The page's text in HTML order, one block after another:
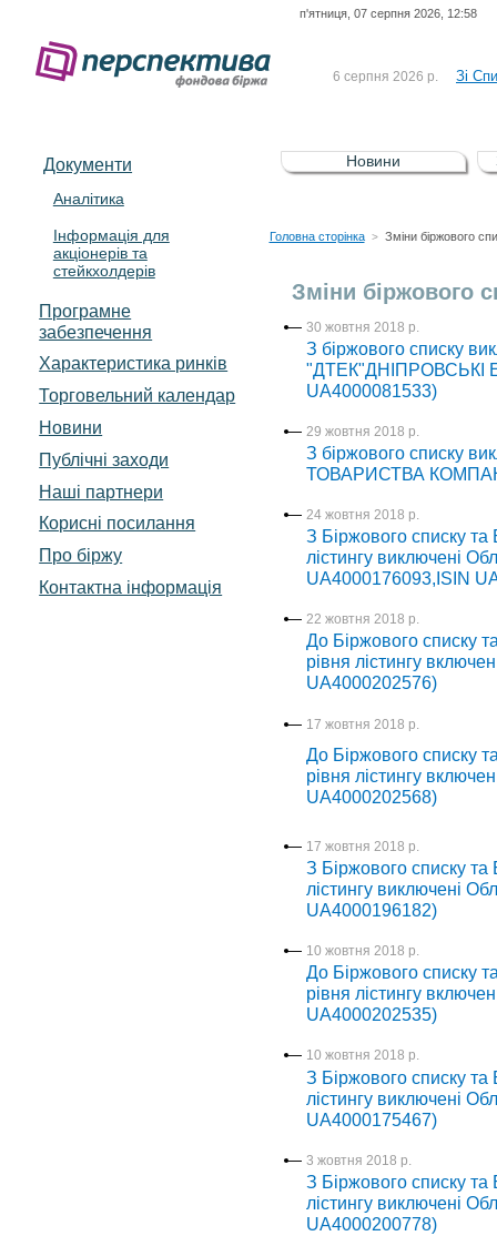
п'ятниця, 07 серпня 2026, 12:58
6 серпня 2026 р. Зі
5 серпня 2026 р.
Зі
UA4000232607)
4 серпня 2026 р.
До
Документи
Аналітика
Інформація для
акціонерів та
стейкхолдерів
Програмне
забезпечення
Характеристика pинків
Торговельний календар
Новини
Публічні заходи
Наші партнери
Корисні посилання
Про біржу
Контактна інформація
Новини
Головна сторінка > Зміни біржового
Зміни біржового
30 жовтня 2018 р.
З біржового списку
"ДТЕК"ДНІПРОВСЬКІ
UA4000081533)
29 жовтня 2018 р.
З біржового списку
ТОВАРИСТВА
24 жовтня 2018 р.
З Біржового списку та
лістингу виключені
UA4000176093,ISIN
22 жовтня 2018 р.
До Біржового списку
рівня лістингу
UA4000202576)
17 жовтня 2018 р.
До Біржового списку
рівня лістингу
UA4000202568)
17 жовтня 2018 р.
З Біржового списку та
лістингу виключені
UA4000196182)
10 жовтня 2018 р.
До Біржового списку
рівня лістингу
UA4000202535)
10 жовтня 2018 р.
З Біржового списку та
лістингу виключені
UA4000175467)
3 жовтня 2018 р.
З Біржового списку та
лістингу виключені
UA4000200778)